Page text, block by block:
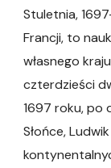
Stuletnia,
Francji, to
własnego
czterdzieści
1697 roku, po
Słońce,